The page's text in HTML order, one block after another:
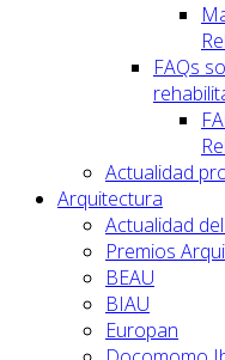
FAQs
Actualidad
Arquitectura
Actualidad
Premios
BEAU
BIAU
Europan